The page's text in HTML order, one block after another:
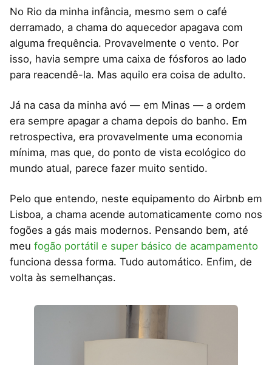
No Rio da minha infância, mesmo sem o café
derramado, a chama do aquecedor apagava com
alguma frequência. Provavelmente o vento. Por
isso, havia sempre uma caixa de fósforos ao lado
para reacendê-la. Mas aquilo era coisa de adulto.
Já na casa da minha avó — em Minas — a ordem
era sempre apagar a chama depois do banho. Em
retrospectiva, era provavelmente uma economia
mínima, mas que, do ponto de vista ecológico do
mundo atual, parece fazer muito sentido.
Pelo que entendo, neste equipamento do Airbnb em
Lisboa, a chama acende automaticamente como nos
fogões a gás mais modernos. Pensando bem, até
meu fogão portátil e super básico de acampamento
funciona dessa forma. Tudo automático. Enfim, de
volta às semelhanças.